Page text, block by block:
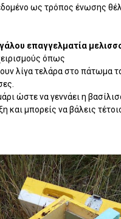
ως τρόπος ένωσης
επαγγελματία
όπως
λίγα τελάρα στο πάτωμα
ώστε να γεννάει η
μπορείς να βάλεις